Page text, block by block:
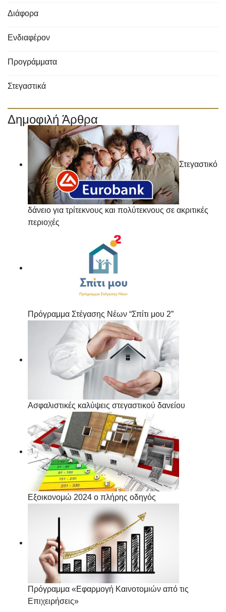
Διάφορα
Ενδιαφέρον
Προγράμματα
Στεγαστικά
Δημοφιλή Άρθρα
Στεγαστικό
δάνειο για τρίτεκνους και πολύτεκνους σε ακριτικές
περιοχές
Πρόγραμμα Στέγασης Νέων “Σπίτι μου 2”
Ασφαλιστικές καλύψεις στεγαστικού δανείου
Εξοικονομώ 2024 ο πλήρης οδηγός
Πρόγραμμα «Εφαρμογή Καινοτομιών από τις
Επιχειρήσεις»